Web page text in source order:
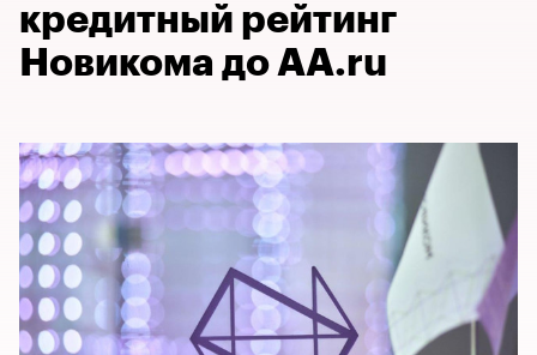
кредитный рейтинг
Новикома до AA.ru